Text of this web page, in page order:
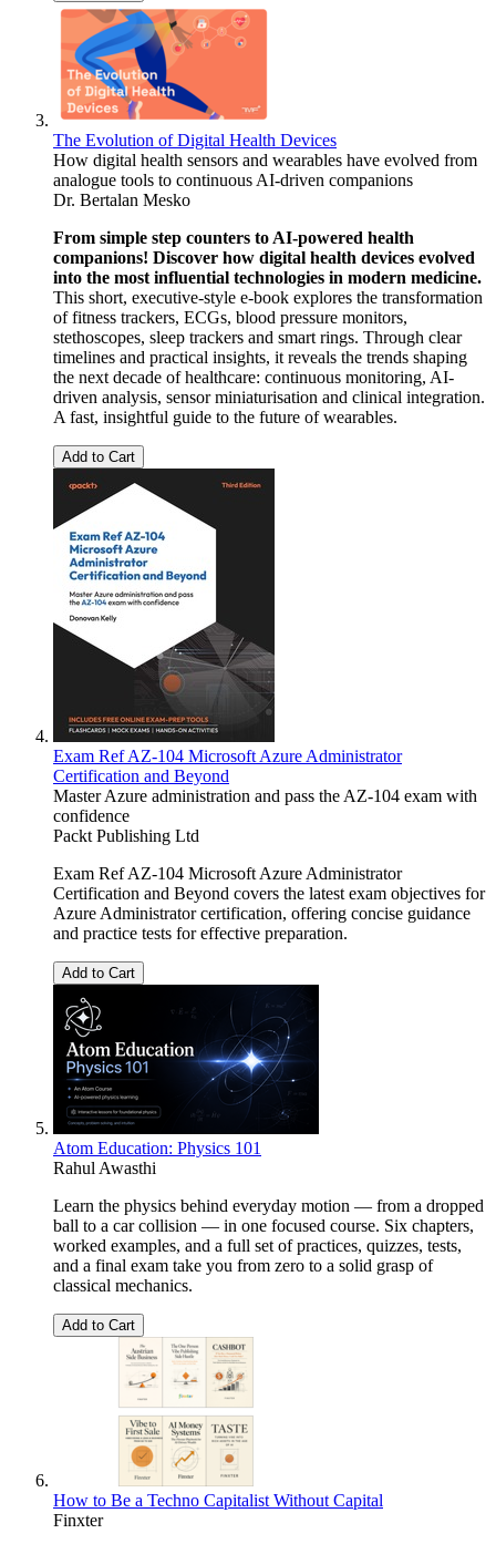
The Evolution of Digital Health Devices
How digital health sensors and wearables have evolved from
analogue tools to continuous AI-driven companions
Dr. Bertalan Mesko
From simple step counters to AI-powered health
companions! Discover how digital health devices evolved
into the most influential technologies in modern medicine.
This short, executive-style e-book explores the transformation
of fitness trackers, ECGs, blood pressure monitors,
stethoscopes, sleep trackers and smart rings. Through clear
timelines and practical insights, it reveals the trends shaping
the next decade of healthcare: continuous monitoring, AI-
driven analysis, sensor miniaturisation and clinical integration.
A fast, insightful guide to the future of wearables.
Add to Cart
Exam Ref AZ-104 Microsoft Azure Administrator
Certification and Beyond
Master Azure administration and pass the AZ-104 exam with
confidence
Packt Publishing Ltd
Exam Ref AZ-104 Microsoft Azure Administrator
Certification and Beyond covers the latest exam objectives for
Azure Administrator certification, offering concise guidance
and practice tests for effective preparation.
Add to Cart
Atom Education: Physics 101
Rahul Awasthi
Learn the physics behind everyday motion — from a dropped
ball to a car collision — in one focused course. Six chapters,
worked examples, and a full set of practices, quizzes, tests,
and a final exam take you from zero to a solid grasp of
classical mechanics.
Add to Cart
How to Be a Techno Capitalist Without Capital
Finxter